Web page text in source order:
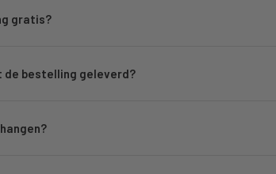
gratis?
de bestelling geleverd?